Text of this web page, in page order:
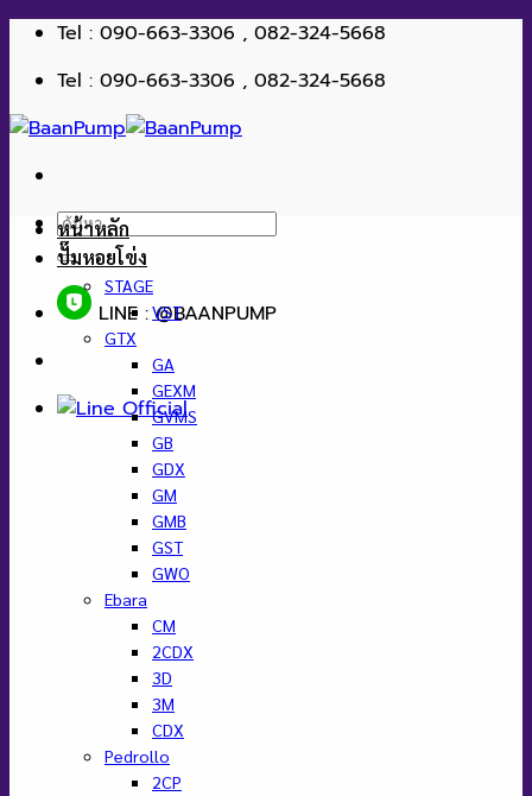
ข้าม
เนื้อหา
Tel : 090-663-3306 , 082-324-5668
Tel : 090-663-3306 , 082-324-5668
ค้นหา:
LINE : @BAANPUMP
หน้าหลัก
ปั๊มหอยโข่ง
STAGE
VST
GTX
GA
GEXM
GVMS
GB
GDX
GM
GMB
GST
GWO
Ebara
CM
2CDX
3D
3M
CDX
Pedrollo
2CP